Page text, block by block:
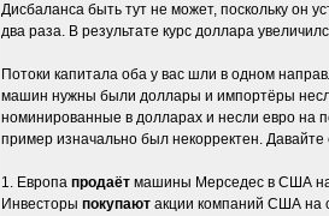
Дисбаланса быть тут не может, поскольку он
два раза. В результате курс доллара
Потоки капитала оба у вас шли в одном
машин нужны были доллары и импортёры
номинированные в долларах и несли евро на
пример изначально был некорректен. Давайте
1. Европа продаёт машины Мерседес в США
Инвесторы покупают акции компаний США на